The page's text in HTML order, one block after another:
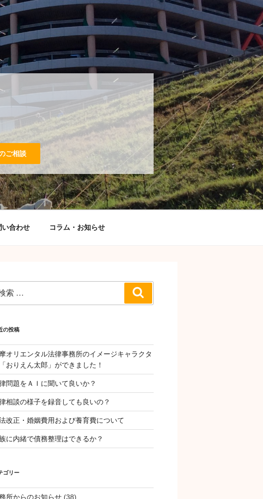
ご相談
い合わせ コラム・お知らせ
索
の投稿
オリエンタル法律事務所のイメージキャラクタ
おりえん太郎」ができました！
問題をＡＩに聞いて良いか？
相談の様子を録音しても良いの？
改正・婚姻費用および養育費について
に内緒で債務整理はできるか？
ゴリー
所からのお知らせ(38)